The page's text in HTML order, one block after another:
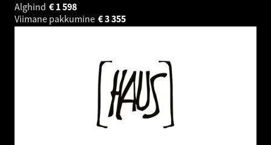
Alghind
1 598
€
Viimane pakkumine
3 355
€